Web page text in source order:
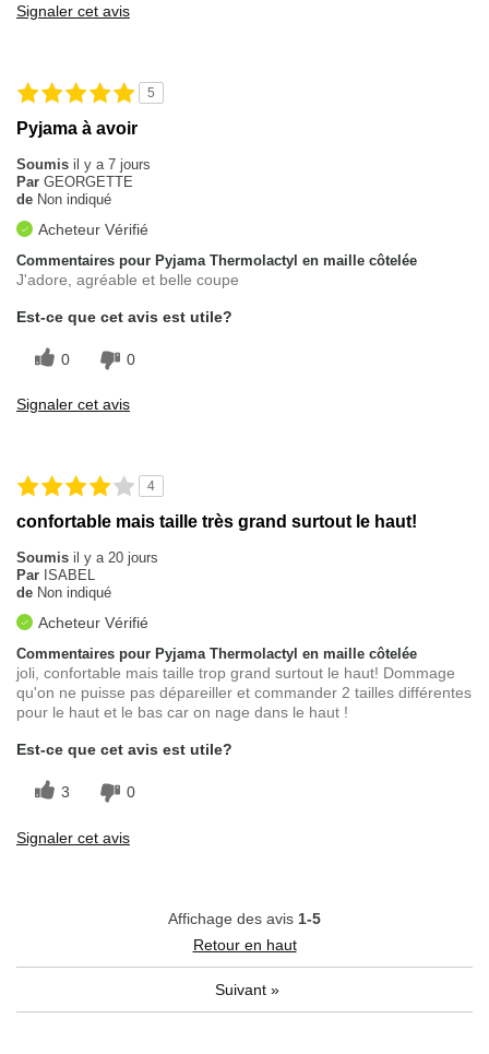
Signaler cet avis
5
Pyjama à avoir
Soumis il y a 7 jours
Par GEORGETTE
de Non indiqué
Acheteur Vérifié
Commentaires pour Pyjama Thermolactyl en maille côtelée
J'adore, agréable et belle coupe
Est-ce que cet avis est utile?
0 0
Signaler cet avis
4
confortable mais taille très grand surtout le haut!
Soumis il y a 20 jours
Par ISABEL
de Non indiqué
Acheteur Vérifié
Commentaires pour Pyjama Thermolactyl en maille côtelée
joli, confortable mais taille trop grand surtout le haut! Dommage
qu'on ne puisse pas dépareiller et commander 2 tailles différentes
pour le haut et le bas car on nage dans le haut !
Est-ce que cet avis est utile?
3 0
Signaler cet avis
Affichage des avis 1-5
Retour en haut
Suivant »